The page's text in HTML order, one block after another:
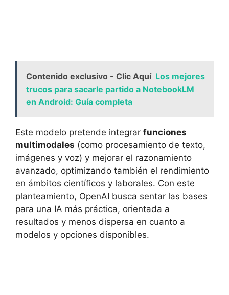
Contenido exclusivo - Clic Aquí Los mejores
trucos para sacarle partido a NotebookLM
en Android: Guía completa
Este modelo pretende integrar funciones
multimodales (como procesamiento de texto,
imágenes y voz) y mejorar el razonamiento
avanzado, optimizando también el rendimiento
en ámbitos científicos y laborales. Con este
planteamiento, OpenAI busca sentar las bases
para una IA más práctica, orientada a
resultados y menos dispersa en cuanto a
modelos y opciones disponibles.